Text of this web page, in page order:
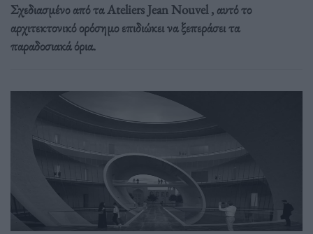
Σχεδιασμένο από τα Ateliers Jean Nouvel , αυτό το
αρχιτεκτονικό ορόσημο επιδιώκει να ξεπεράσει τα
παραδοσιακά όρια.